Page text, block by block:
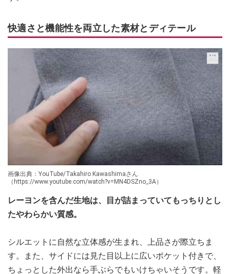
快適さと機能性を両立した素材とディテール
画像出典：YouTube/Takahiro Kawashimaさん
（https://www.youtube.com/watch?v=MN4DSZno_3A）
レーヨンを含んだ生地は、目が詰まっていてもっちりとし
たやわらかい質感。
シルエットに自然な立体感が生まれ、上品さが際立ちま
す。また、サイドには見た目以上に広いポケット付きで、
ちょっとした外出なら手ぶらでもいけちゃいそうです。軽